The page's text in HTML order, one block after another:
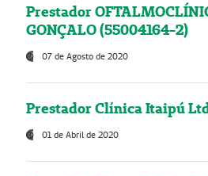
Prestador
GONÇALO (55004164-2)
07 de Agosto de 2020
Prestador Clínica Itaipú
01 de Abril de 2020